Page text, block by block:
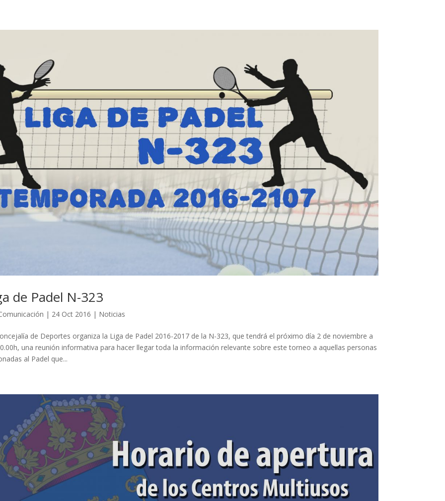
de Padel N-323
| 24 Oct 2016 | Noticias
de Deportes organiza la Liga de Padel 2016-2017 de la N-323, que tendrá el próximo día 2 de noviembre a
una reunión informativa para hacer llegar toda la información relevante sobre este torneo a aquellas personas
al Padel que...